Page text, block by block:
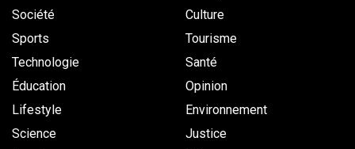
Société
Culture
Sports
Tourisme
Technologie
Santé
Éducation
Opinion
Lifestyle
Environnement
Science
Justice